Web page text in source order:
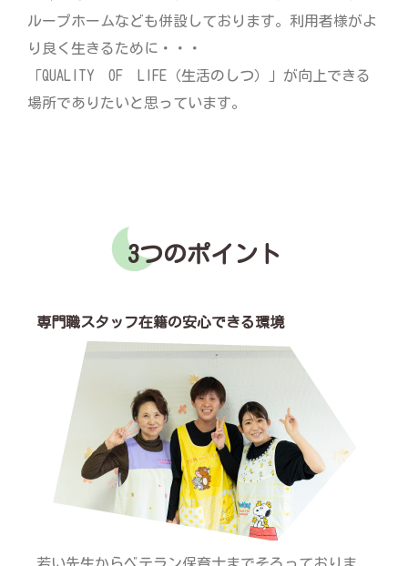
ループホームなども併設しております。利用者様がよ
り良く生きるために・・・
「QUALITY OF LIFE（生活のしつ）」が向上できる
場所でありたいと思っています。
3つのポイント
専門職スタッフ在籍の安心できる環境